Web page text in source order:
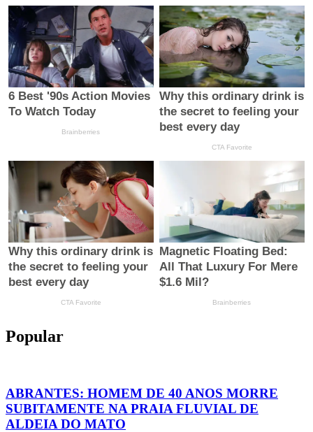
Popular
ABRANTES: HOMEM DE 40 ANOS MORRE
SUBITAMENTE NA PRAIA FLUVIAL DE
ALDEIA DO MATO